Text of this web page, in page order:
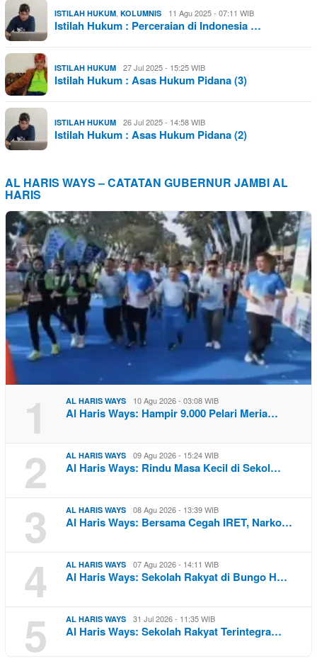
ISTILAH HUKUM KOLUMNIS 11 Agu 2025 - 07:11 WIB
Istilah Hukum : Perceraian di Indonesia …
ISTILAH HUKUM 27 Jul 2025 - 15:25 WIB
Istilah Hukum : Asas Hukum Pidana (3)
ISTILAH HUKUM 26 Jul 2025 - 14:58 WIB
Istilah Hukum : Asas Hukum Pidana (2)
AL HARIS WAYS – CATATAN GUBERNUR JAMBI AL
HARIS
1 AL HARIS WAYS 10 Agu 2026 - 03:08 WIB
Al Haris Ways: Hampir 9.000 Pelari Meria…
2 AL HARIS WAYS 09 Agu 2026 - 15:24 WIB
Al Haris Ways: Rindu Masa Kecil di Sekol…
3 AL HARIS WAYS 08 Agu 2026 - 13:39 WIB
Al Haris Ways: Bersama Cegah IRET, Narko…
4 AL HARIS WAYS 07 Agu 2026 - 14:11 WIB
Al Haris Ways: Sekolah Rakyat di Bungo H…
5 AL HARIS WAYS 31 Jul 2026 - 11:35 WIB
Al Haris Ways: Sekolah Rakyat Terintegra…